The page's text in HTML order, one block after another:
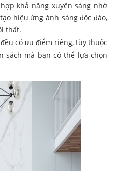
khả năng xuyên sáng nhờ
hiệu ứng ánh sáng độc đáo,
thất.
có ưu điểm riêng, tùy thuộc
sách mà bạn có thể lựa chọn